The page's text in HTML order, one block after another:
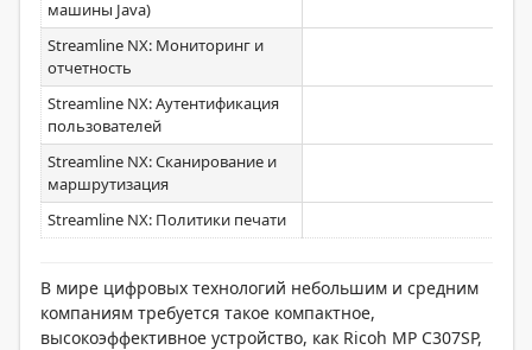
машины Java)
Streamline NX: Мониторинг и
отчетность
Streamline NX: Аутентификация
пользователей
Streamline NX: Сканирование и
маршрутизация
Streamline NX: Политики печати
В мире цифровых технологий небольшим и средним
компаниям требуется такое компактное,
высокоэффективное устройство, как Ricoh MP C307SP,